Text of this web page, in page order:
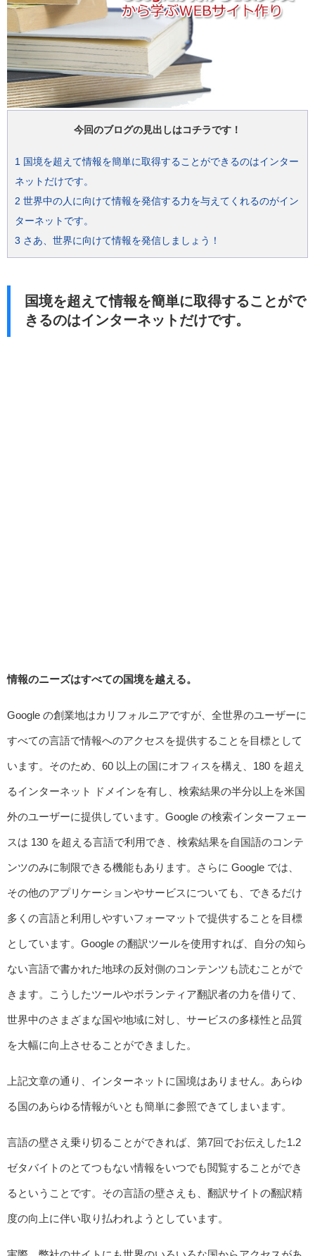
今回のブログの見出しはコチラです！
1 国境を超えて情報を簡単に取得することができるのはインター
ネットだけです。
2 世界中の人に向けて情報を発信する力を与えてくれるのがイン
ターネットです。
3 さあ、世界に向けて情報を発信しましょう！
国境を超えて情報を簡単に取得することがで
きるのはインターネットだけです。
情報のニーズはすべての国境を越える。
Google の創業地はカリフォルニアですが、全世界のユーザーに
すべての言語で情報へのアクセスを提供することを目標として
います。そのため、60 以上の国にオフィスを構え、180 を超え
るインターネット ドメインを有し、検索結果の半分以上を米国
外のユーザーに提供しています。Google の検索インターフェー
スは 130 を超える言語で利用でき、検索結果を自国語のコンテ
ンツのみに制限できる機能もあります。さらに Google では、
その他のアプリケーションやサービスについても、できるだけ
多くの言語と利用しやすいフォーマットで提供することを目標
としています。Google の翻訳ツールを使用すれば、自分の知ら
ない言語で書かれた地球の反対側のコンテンツも読むことがで
きます。こうしたツールやボランティア翻訳者の力を借りて、
世界中のさまざまな国や地域に対し、サービスの多様性と品質
を大幅に向上させることができました。
上記文章の通り、インターネットに国境はありません。あらゆ
る国のあらゆる情報がいとも簡単に参照できてしまいます。
言語の壁さえ乗り切ることができれば、第7回でお伝えした1.2
ゼタバイトのとてつもない情報をいつでも閲覧することができ
るということです。その言語の壁さえも、翻訳サイトの翻訳精
度の向上に伴い取り払われようとしています。